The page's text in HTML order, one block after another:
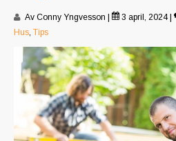
Av Conny Yngvesson | 3 april, 2024 |
Hus Tips